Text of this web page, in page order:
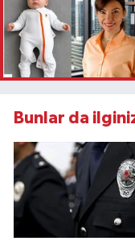
Bunlar da